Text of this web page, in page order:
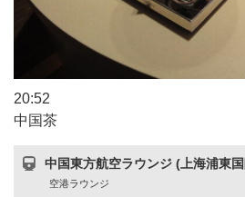
20:52
中国茶
中国東方航空ラウンジ (上海浦東
空港ラウンジ